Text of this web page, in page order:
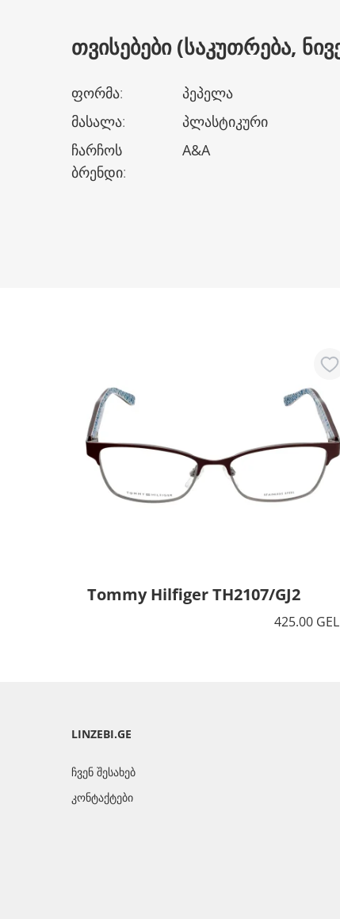
ᲗᲕᲘᲡᲔᲑᲔᲑᲘ (ᲡᲐᲙᲣᲗᲠᲔᲑᲐ,
ფორმა:
პეპელა
მასალა:
პლასტიკური
ჩარჩოს
ბრენდი:
A&A
Tommy Hilfiger TH2107/GJ2
425.00 GEL
LINZEBI.GE
ჩვენ შესახებ
კონტაქტები